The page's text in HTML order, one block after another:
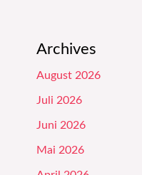
Archives
August 2026
Juli 2026
Juni 2026
Mai 2026